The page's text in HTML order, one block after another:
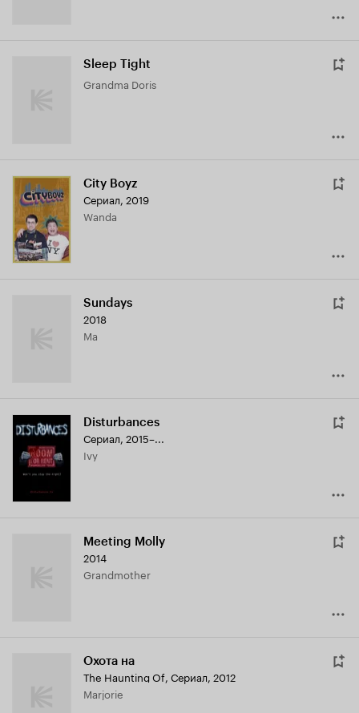
Sleep Tight
Grandma Doris
City Boyz
Сериал, 2019
Wanda
Sundays
2018
Ma
Disturbances
Сериал, 2015–...
Ivy
Meeting Molly
2014
Grandmother
Охота на
The Haunting Of, Сериал, 2012
Marjorie